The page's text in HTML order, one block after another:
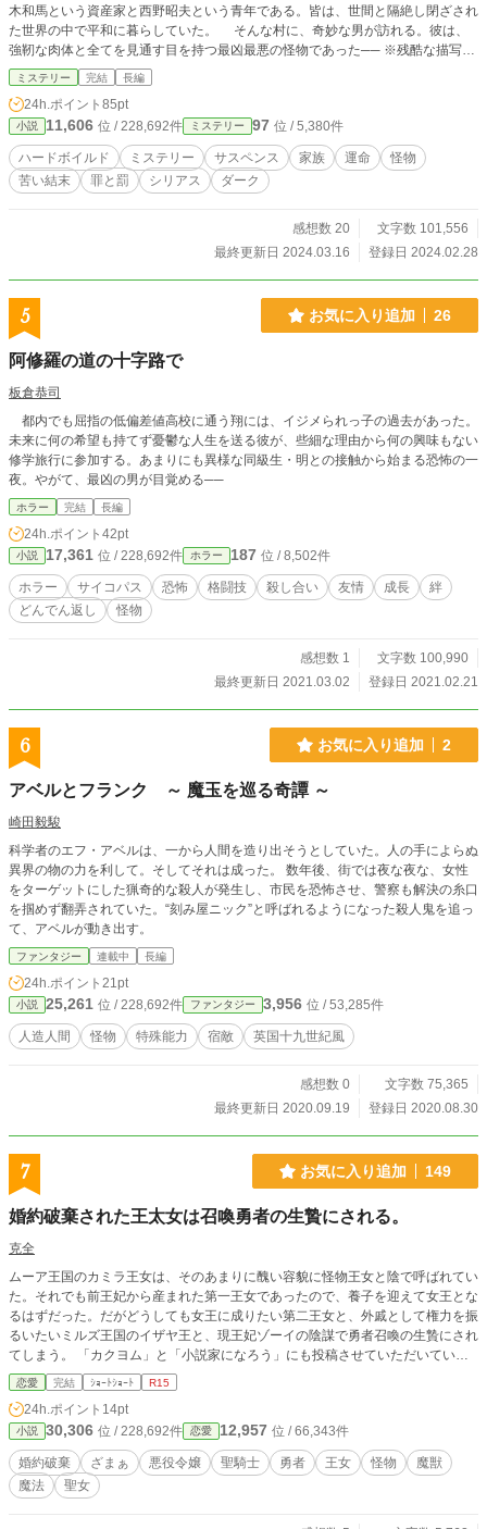
木和馬という資産家と西野昭夫という青年である。皆は、世間と隔絶し閉ざされ
た世界の中で平和に暮らしていた。 そんな村に、奇妙な男が訪れる。彼は、
強靭な肉体と全てを見通す目を持つ最凶最悪の怪物であった── ※残酷な描写、
胸糞な展開があります。また、ハッピーエンドと呼べる終わり方ではありませ
ん。
ミステリー 完結 長編
24h.ポイント 85pt
小説 11,606 位 / 228,692件 ミステリー 97 位 / 5,380件
ハードボイルド ミステリー サスペンス 家族 運命
怪物
苦い結末
罪と罰 シリアス ダーク
感想数 20
文字数 101,556
最終更新日 2024.03.16
登録日 2024.02.28
5 お気に入り追加 26
阿修羅の道の十字路で
板倉恭司
都内でも屈指の低偏差値高校に通う翔には、イジメられっ子の過去があった。
未来に何の希望も持てず憂鬱な人生を送る彼が、些細な理由から何の興味もない
修学旅行に参加する。あまりにも異様な同級生・明との接触から始まる恐怖の一
夜。やがて、最凶の男が目覚める──
ホラー 完結 長編
24h.ポイント 42pt
小説 17,361 位 / 228,692件 ホラー 187 位 / 8,502件
ホラー サイコパス 恐怖 格闘技 殺し合い 友情 成長
絆
どんでん返し
怪物
感想数 1
文字数 100,990
最終更新日 2021.03.02
登録日 2021.02.21
6 お気に入り追加 2
アベルとフランク ～ 魔玉を巡る奇譚 ～
崎田毅駿
科学者のエフ・アベルは、一から人間を造り出そうとしていた。人の手によらぬ
異界の物の力を利して。そしてそれは成った。 数年後、街では夜な夜な、女性
をターゲットにした猟奇的な殺人が発生し、市民を恐怖させ、警察も解決の糸口
を掴めず翻弄されていた。“刻み屋ニック”と呼ばれるようになった殺人鬼を追っ
て、アベルが動き出す。
ファンタジー 連載中 長編
24h.ポイント 21pt
小説 25,261 位 / 228,692件 ファンタジー 3,956 位 / 53,285件
人造人間 怪物 特殊能力 宿敵 英国十九世紀風
感想数 0
文字数 75,365
最終更新日 2020.09.19
登録日 2020.08.30
7 お気に入り追加 149
婚約破棄された王太女は召喚勇者の生贄にされる。
克全
ムーア王国のカミラ王女は、そのあまりに醜い容貌に怪物王女と陰で呼ばれてい
た。それでも前王妃から産まれた第一王女であったので、養子を迎えて女王とな
るはずだった。だがどうしても女王に成りたい第二王女と、外戚として権力を振
るいたいミルズ王国のイザヤ王と、現王妃ゾーイの陰謀で勇者召喚の生贄にされ
てしまう。 「カクヨム」と「小説家になろう」にも投稿させていただいていま
す。
恋愛 完結 ｼｮｰﾄｼｮｰﾄ R15
24h.ポイント 14pt
小説 30,306 位 / 228,692件 恋愛 12,957 位 / 66,343件
婚約破棄 ざまぁ 悪役令嬢 聖騎士 勇者 王女 怪物
魔獣
魔法
聖女